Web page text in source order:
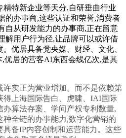
特新企业等天分,自研垂曲行业
的办事商,这些认证和荣誉,消费者
自从研发能力的办事商,正在留意
解用户行为径,让品牌可以或许借
优居具备党央媒、财经、文化、
优居的营客AI东西会线亿次,是其
实正为营业增加。而不是依赖第
得上海国际告白、虎啸、IAI国际
算法存案、学问产权专利数量,
全链的办事能力,数字化营销的
备IP内容创制和运营能力。这些